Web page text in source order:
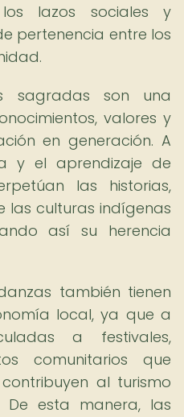
lazos sociales y
pertenencia entre los
sagradas son una
valores y
en generación. A
y el aprendizaje de
las historias,
las culturas indígenas
así su herencia
también tienen
local, ya que a
a festivales,
comunitarios que
al turismo
esta manera, las